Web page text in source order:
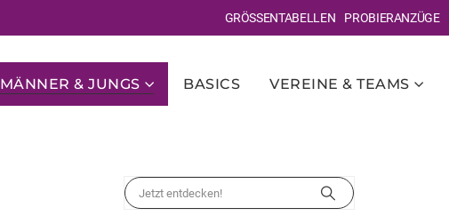
GRÖSSENTABELLEN PROBIERANZÜGE
MÄNNER & JUNGS BASICS VEREINE & TEAMS